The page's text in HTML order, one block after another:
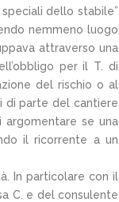
dello stabile”
nemmeno luogo
attraverso una
per il T. di
del rischio o al
di parte del cantiere
se una
il ricorrente a un
In particolare con il
C. e del consulente